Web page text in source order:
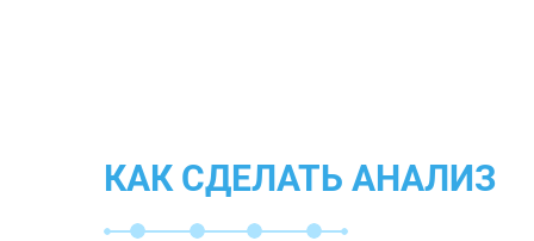
КАК СДЕЛАТЬ АНАЛИЗ